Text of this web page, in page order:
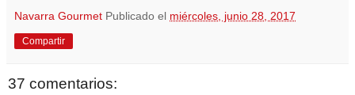
Navarra Gourmet Publicado el miércoles, junio 28, 2017
Compartir
37 comentarios: